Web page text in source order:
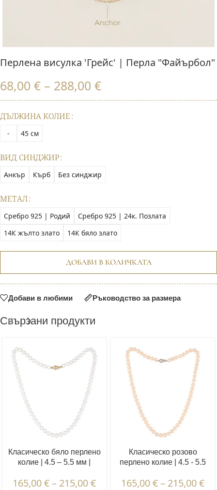
Перлена висулка 'Грейс' | Перла "Файърбол"
68,00 € – 288,00 €
ДЪЛЖИНА КОЛИЕ
- 45 см
ВИД СИНДЖИР
Анкър Кърб Без синджир
МЕТАЛ
Сребро 925 | Родий
Сребро 925 | 24к. Позлата
14К жълто злато
14К бяло злато
ДОБАВИ В КОЛИЧКАТА
Добави в любими Ръководство за размера
Свързани продукти
Класическо бяло перлено
колие | 4.5 – 5.5 мм |
165,00€– 215,00€
Класическо розово
перлено колие | 4.5 - 5.5
165,00€– 215,00€